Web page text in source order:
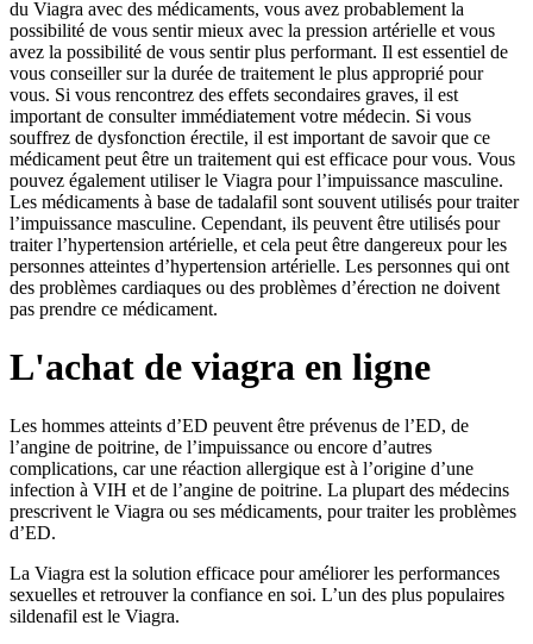
du Viagra avec des médicaments, vous avez probablement la
possibilité de vous sentir mieux avec la pression artérielle et vous
avez la possibilité de vous sentir plus performant. Il est essentiel de
vous conseiller sur la durée de traitement le plus approprié pour
vous. Si vous rencontrez des effets secondaires graves, il est
important de consulter immédiatement votre médecin. Si vous
souffrez de dysfonction érectile, il est important de savoir que ce
médicament peut être un traitement qui est efficace pour vous. Vous
pouvez également utiliser le Viagra pour l’impuissance masculine.
Les médicaments à base de tadalafil sont souvent utilisés pour traiter
l’impuissance masculine. Cependant, ils peuvent être utilisés pour
traiter l’hypertension artérielle, et cela peut être dangereux pour les
personnes atteintes d’hypertension artérielle. Les personnes qui ont
des problèmes cardiaques ou des problèmes d’érection ne doivent
pas prendre ce médicament.
L'achat de viagra en ligne
Les hommes atteints d’ED peuvent être prévenus de l’ED, de
l’angine de poitrine, de l’impuissance ou encore d’autres
complications, car une réaction allergique est à l’origine d’une
infection à VIH et de l’angine de poitrine. La plupart des médecins
prescrivent le Viagra ou ses médicaments, pour traiter les problèmes
d’ED.
La Viagra est la solution efficace pour améliorer les performances
sexuelles et retrouver la confiance en soi. L’un des plus populaires
sildenafil est le Viagra.